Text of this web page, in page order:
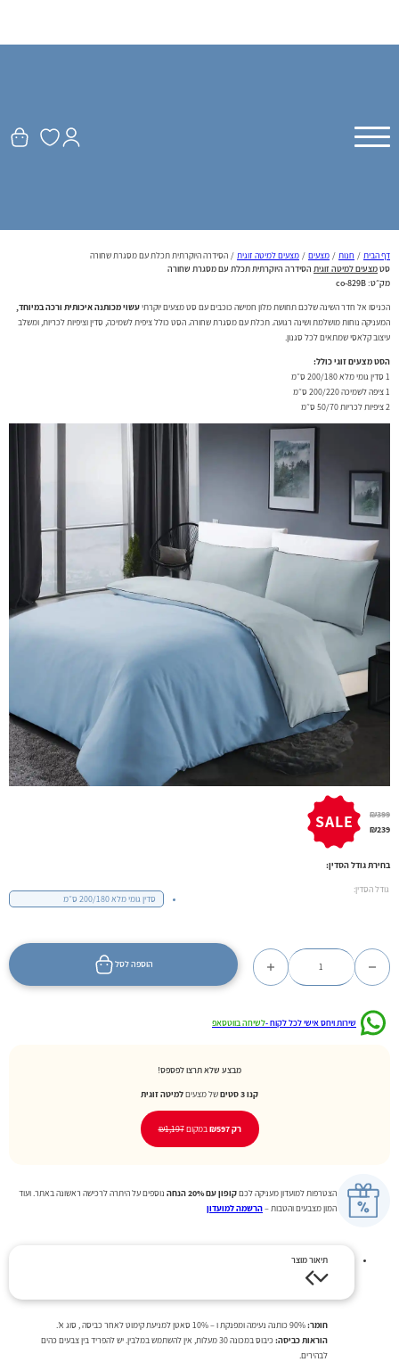
₪399
₪239
SALE
בחירת גודל הסדין:
גודל הסדין:
סדין גומי מלא 200/180 ס״מ
כמות של הסידרה היוקרתית תכלת עם מסגרת שחורה
הוספה לסל
שירות ויחס אישי לכל לקוח -לשיחה בווטסאפ
מבצע שלא תרצו לפספס!
קנו 3 סטים של מצעיםלמיטה זוגית
רק ₪597 במקום₪1,197
הצטרפות למועדון מעניקה לכםקופון עם 20% הנחה
נוספים על היתרה לרכישה ראשונה באתר. ועוד
המון מצבעים והטבות –הרשמה למועדון
תיאור מוצר
חומר:
הוראות כביסה:
כיבוס במכונה 30 מעלות, אין להשתמש במלבין. יש להפריד בין צבעים כהים
לבהירים.
דף הבית / חנות / מצעים / מצעים למיטה זוגית / הסידרה היוקרתית תכלת עם מסגרת שחורה
סטמצעים למיטה זוגית הסידרה היוקרתית תכלת עם מסגרת שחורה
מק״ט:co-829B
הכניסו אל חדר השינה שלכם תחושת מלון חמישה כוכבים עם סט מצעים יוקרתיעשוי מכותנה איכותית ורכה במיוחד,
המעניקה נוחות מושלמת ושינה רגועה. תכלת עם מסגרת שחורה. הסט כולל ציפית לשמיכה, סדין וציפיות לכריות, ומשלב
עיצוב קלאסי שמתאים לכל סגנון.
הסט מצעים זוגי כולל:
1 סדין גומי מלא 200/180 ס״מ
1 ציפה לשמיכה 200/220 ס״מ
2 ציפיות לכריות 50/70 ס״מ